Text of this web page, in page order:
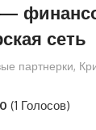
сеть
партнерки,
(1 Голосов)